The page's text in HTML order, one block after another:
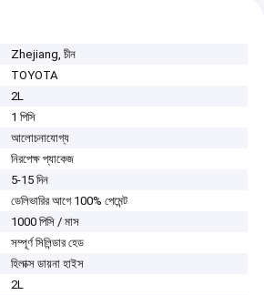
Zhejiang, চীন
TOYOTA
2L
1 পিসি
আলোচনাযোগ্য
নিরপেক্ষ প্যাকেজ
5-15 দিন
ডেলিভারির আগে 100% পেমেন্ট
1000 পিসি / মাস
সম্পূর্ণ সিলিন্ডার হেড
হিলাক্স ডায়না হাইস
2L